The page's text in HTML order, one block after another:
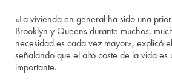
«La vivienda en general ha sido una
Brooklyn y Queens durante muchos,
necesidad es cada vez mayor», explicó
señalando que el alto coste de la vida es
importante.